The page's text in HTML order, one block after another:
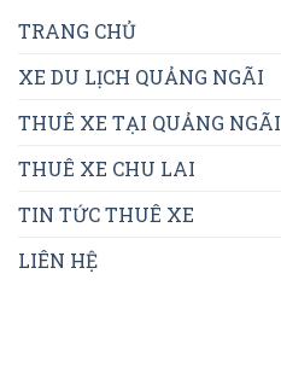
TRANG CHỦ
XE DU LỊCH QUẢNG NGÃI
THUÊ XE TẠI QUẢNG NGÃI
THUÊ XE CHU LAI
TIN TỨC THUÊ XE
LIÊN HỆ